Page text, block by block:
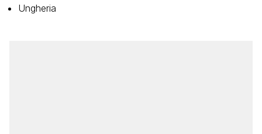
Ungheria